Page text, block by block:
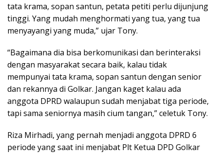
tata krama, sopan santun, petata petiti perlu dijunjung
tinggi. Yang mudah menghormati yang tua, yang tua
menyayangi yang muda,” ujar Tony.
“Bagaimana dia bisa berkomunikasi dan berinteraksi
dengan masyarakat secara baik, kalau tidak
mempunyai tata krama, sopan santun dengan senior
dan rekannya di Golkar. Jangan kaget kalau ada
anggota DPRD walaupun sudah menjabat tiga periode,
tapi sama seniornya masih cium tangan,” celetuk Tony.
Riza Mirhadi, yang pernah menjadi anggota DPRD 6
periode yang saat ini menjabat Plt Ketua DPD Golkar